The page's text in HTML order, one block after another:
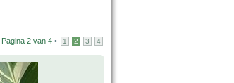
Pagina 2 van 4 • 1 2 3 4